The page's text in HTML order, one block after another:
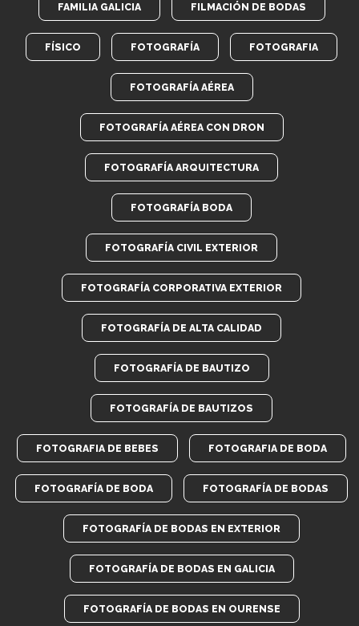
FAMILIA GALICIA FILMACIÓN DE BODAS
FÍSICO FOTOGRAFÍA FOTOGRAFIA
FOTOGRAFÍA AÉREA
FOTOGRAFÍA AÉREA CON DRON
FOTOGRAFÍA ARQUITECTURA
FOTOGRAFÍA BODA
FOTOGRAFÍA CIVIL EXTERIOR
FOTOGRAFÍA CORPORATIVA EXTERIOR
FOTOGRAFÍA DE ALTA CALIDAD
FOTOGRAFÍA DE BAUTIZO
FOTOGRAFÍA DE BAUTIZOS
FOTOGRAFIA DE BEBES FOTOGRAFIA DE BODA
FOTOGRAFÍA DE BODA FOTOGRAFÍA DE BODAS
FOTOGRAFÍA DE BODAS EN EXTERIOR
FOTOGRAFÍA DE BODAS EN GALICIA
FOTOGRAFÍA DE BODAS EN OURENSE